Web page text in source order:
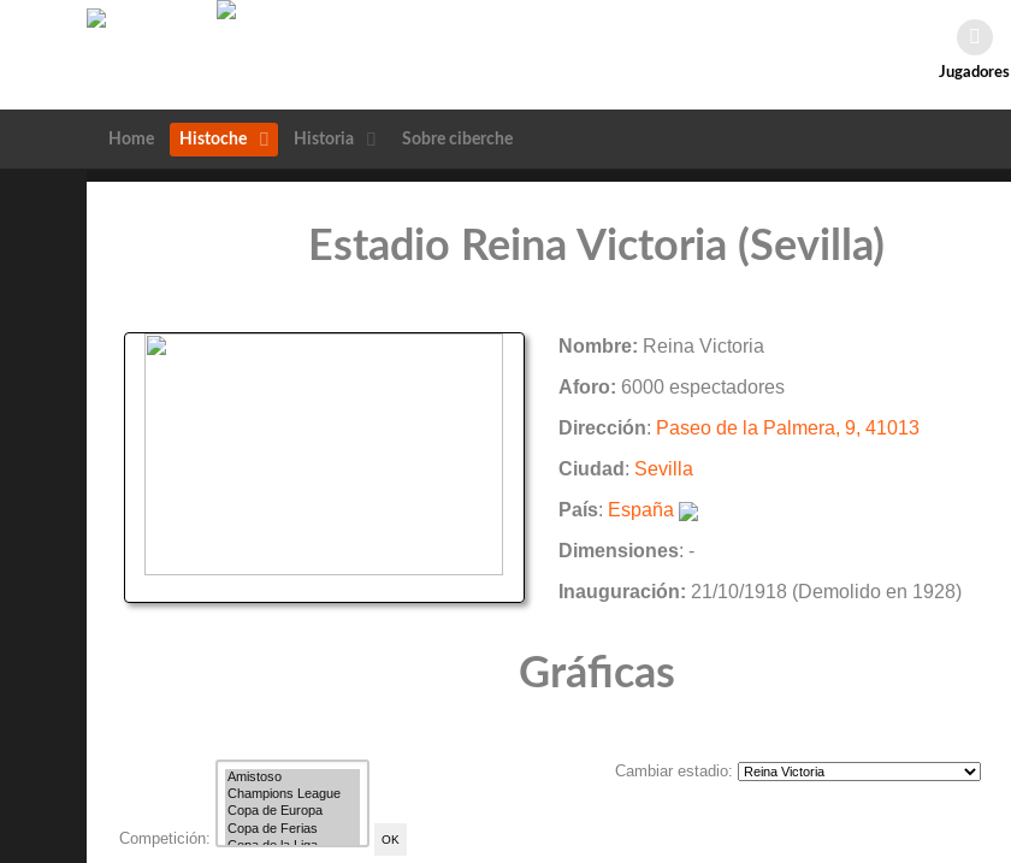
Jugadores
Home Histoche Historia Sobre ciberche
Estadio Reina Victoria (Sevilla)
Nombre: Reina Victoria
Aforo: 6000 espectadores
Dirección: Paseo de la Palmera, 9, 41013
Ciudad : Sevilla
País: España
Dimensiones: -
Inauguración: 21/10/1918 (Demolido en 1928)
Gráficas
Competición:
Cambiar estadio: